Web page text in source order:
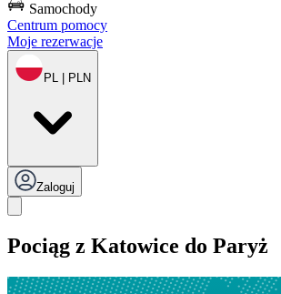
Samochody
Centrum pomocy
Moje rezerwacje
PL | PLN
Zaloguj
Pociąg z Katowice do Paryż